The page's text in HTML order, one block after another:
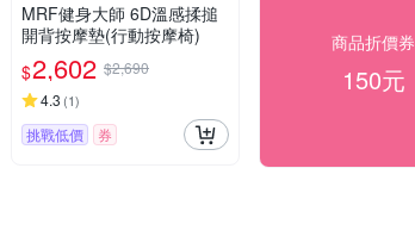
MRF健身大師 6D溫感揉搥
開背按摩墊(行動按摩椅)
$2,602 $2,690
4.3 (1)
挑戰低價 券
商品折價券
150元